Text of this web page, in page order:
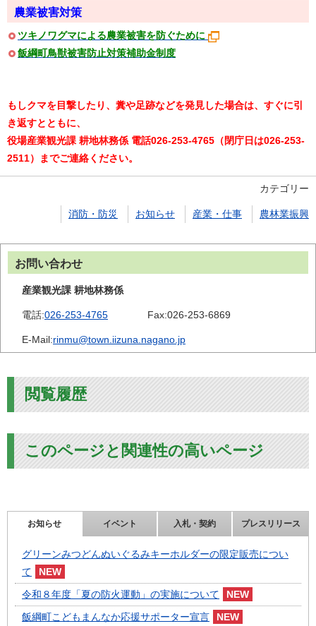
農業被害対策
ツキノワグマによる農業被害を防ぐために
飯綱町鳥獣被害防止対策補助金制度
もしクマを目撃したり、糞や足跡などを発見した場合は、すぐに引
き返すとともに、
役場産業観光課 耕地林務係 電話026-253-4765（閉庁日は026-253-
2511）までご連絡ください。
カテゴリー
消防・防災 お知らせ 産業・仕事 農林業振興
お問い合わせ
産業観光課 耕地林務係
電話:026-253-4765 Fax:026-253-6869
E-Mail:rinmu@town.iizuna.nagano.jp
閲覧履歴
このページと関連性の高いページ
お知らせ イベント 入札・契約 プレスリリース
グリーンみつどんぬいぐるみキーホルダーの限定販売につい
て
令和８年度「夏の防火運動」の実施について
飯綱町こどもまんなか応援サポーター宣言